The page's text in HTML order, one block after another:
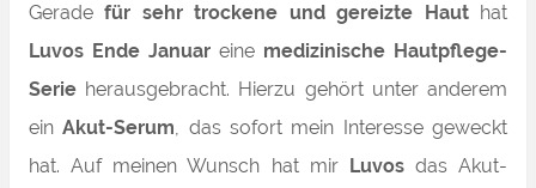
Geradefür sehr trockene und gereizte Hauthat
Luvos Ende Januar eine medizinische Hautpflege-
Serie herausgebracht. Hierzu gehört unter anderem
einAkut-Serum, das sofort mein Interesse geweckt
hat.Auf meinen Wunsch hat mir Luvosdas Akut-